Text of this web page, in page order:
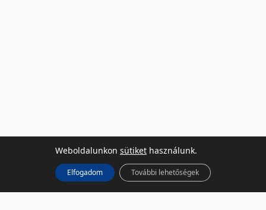
Weboldalunkon sütiket használunk.
Elfogadom További lehetőségek